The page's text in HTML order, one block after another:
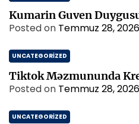
Kumarin Guven
Posted on Temmuz 28, 2026
UNCATEGORIZED
Tiktok Məzmununda
Posted on Temmuz 28, 2026
UNCATEGORIZED